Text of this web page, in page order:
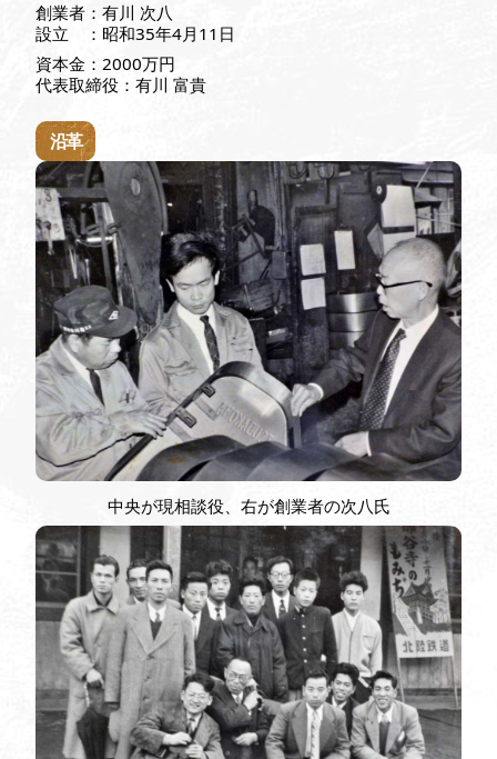
創業者：有川 次八
設立 ：昭和35年4月11日
資本金：2000万円
代表取締役：有川 富貴
沿革
中央が現相談役、右が創業者の次八氏